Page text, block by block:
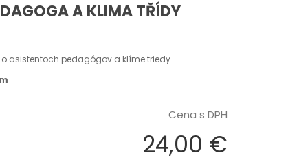
A KLIMA TŘÍDY
asistentoch pedagógov a klíme triedy.
Cena s DPH
24,00 €